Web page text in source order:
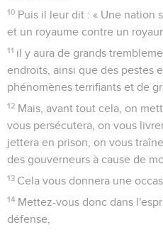
10 Puis il leur dit : « Une nation
et un royaume contre un
11 il y aura de grands
endroits, ainsi que des pestes
phénomènes terrifiants et de
12 Mais, avant tout cela, on
vous persécutera, on vous
jettera en prison, on vous
des gouverneurs à cause de
13 Cela vous donnera une
14 Mettez-vous donc dans
défense,